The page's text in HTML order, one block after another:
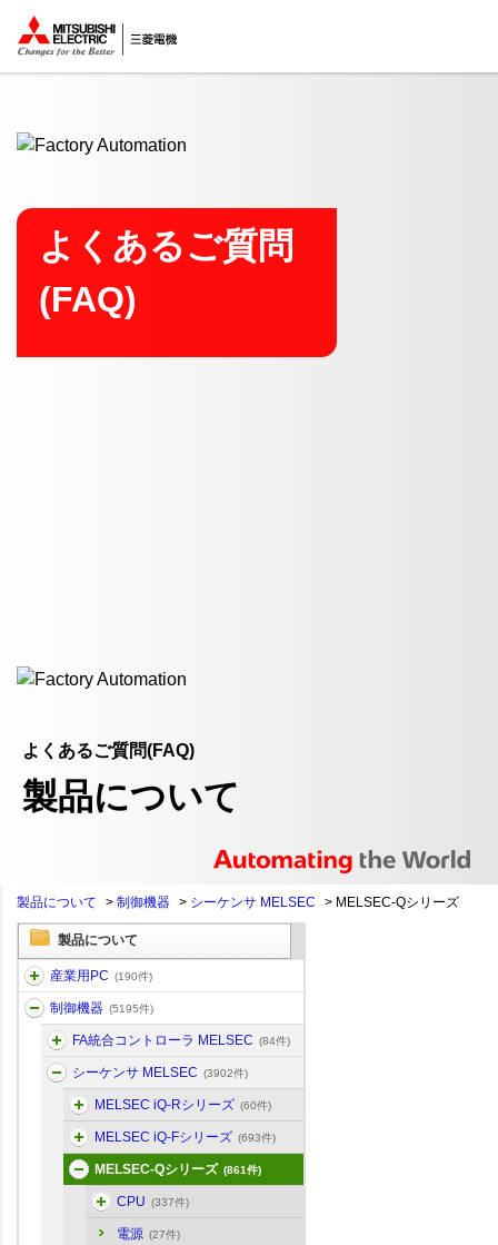
ここから本文
よくあるご質問
(FAQ)
よくあるご質問(FAQ)
製品について
製品について > 制御機器 > シーケンサ MELSEC > MELSEC-Qシリーズ
製品について
産業用PC (190件)
制御機器 (5195件)
FA統合コントローラ MELSEC (84件)
シーケンサ MELSEC (3902件)
MELSEC iQ-Rシリーズ (60件)
MELSEC iQ-Fシリーズ (693件)
MELSEC-Qシリーズ (861件)
CPU (337件)
電源 (27件)